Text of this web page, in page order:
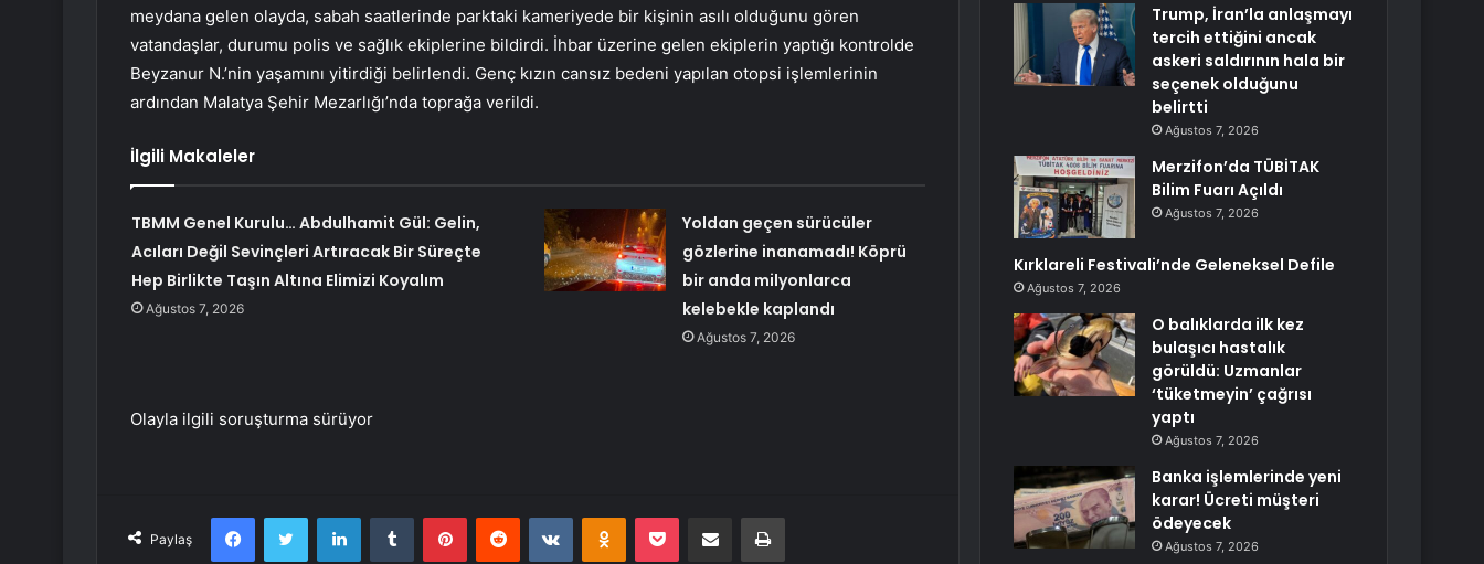
meydana gelen olayda, sabah saatlerinde parktaki kameriyede bir kişinin asılı olduğunu gören
vatandaşlar, durumu polis ve sağlık ekiplerine bildirdi. İhbar üzerine gelen ekiplerin yaptığı kontrolde
Beyzanur N.’nin yaşamını yitirdiği belirlendi. Genç kızın cansız bedeni yapılan otopsi işlemlerinin
ardından Malatya Şehir Mezarlığı’nda toprağa verildi.
İlgili Makaleler
TBMM Genel Kurulu… Abdulhamit Gül: Gelin,
Acıları Değil Sevinçleri Artıracak Bir Süreçte
Hep Birlikte Taşın Altına Elimizi Koyalım
Ağustos 7, 2026
Yoldan geçen sürücüler
gözlerine inanamadı! Köprü
bir anda milyonlarca
kelebekle kaplandı
Ağustos 7, 2026
Olayla ilgili soruşturma sürüyor
Paylaş
FacebookTwitter LinkedInTumblr PinterestReddit VKontakteOdnoklassniki
Pocket E-Posta ile paylaş Yazdır
Trump, İran’la anlaşmayı
tercih ettiğini ancak
askeri saldırının hala bir
seçenek olduğunu
belirtti
Ağustos 7, 2026
Merzifon’da TÜBİTAK
Bilim Fuarı Açıldı
Ağustos 7, 2026
Kırklareli Festivali’nde Geleneksel Defile
Ağustos 7, 2026
O balıklarda ilk kez
bulaşıcı hastalık
görüldü: Uzmanlar
‘tüketmeyin’ çağrısı
yaptı
Ağustos 7, 2026
Banka işlemlerinde yeni
karar! Ücreti müşteri
ödeyecek
Ağustos 7, 2026